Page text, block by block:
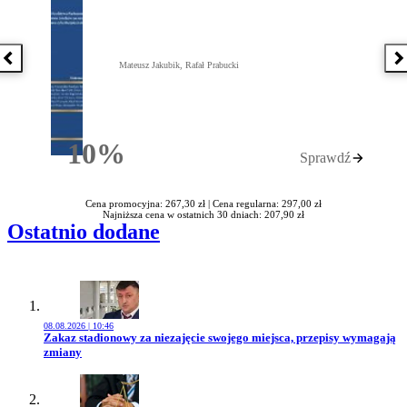
Poprzednia książka
10%Rabatu
Mateusz Jakubik, Rafał Prabucki
Sprawdź
Cena promocyjna: 267,30 zł | Cena regularna: 297,00 zł
Najniższa cena w ostatnich 30 dniach: 207,90 zł
Ostatnio dodane
08.08.2026 | 10:46
Przejdź do artykułu:
Zakaz stadionowy za niezajęcie swojego miejsca, przepisy wymagają
zmiany